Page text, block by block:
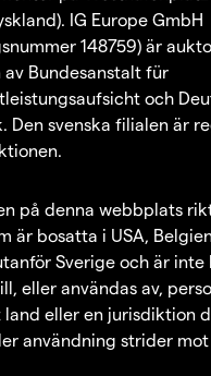
IG Europe GmbH
148759) är
av Bundesanstalt für
och
Den svenska filialen är
på denna webbplats
är bosatta i USA,
Sverige och är inte
eller användas av,
eller en jurisdiktion
användning strider